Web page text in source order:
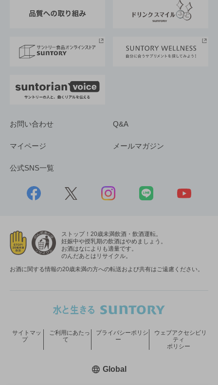
採用情報
お問い合わせ Q&A
マイページ メールマガジン
公式SNS一覧
ストップ！20歳未満飲酒・飲酒運転。
妊娠中や授乳期の飲酒はやめましょう。
お酒はなによりも適量です。
のんだあとはリサイクル。
お酒に関する情報の20歳未満の方への転送および共有はご遠慮ください。
サイトマッ
プ
ご利用にあたっ
て
プライバシーポリシ
ー
ウェブアクセシビリ
ティ
ポリシー
Global新しいウィンドウで開く